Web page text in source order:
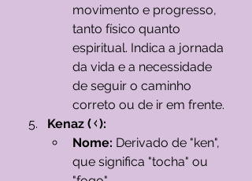
movimento e progresso,
tanto físico quanto
espiritual. Indica a jornada
da vida e a necessidade
de seguir o caminho
correto ou de ir em frente.
Kenaz (ᚲ):
Nome: Derivado de "ken",
que significa "tocha" ou